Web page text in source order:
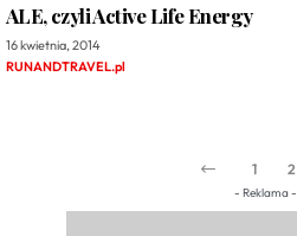
ALE, czyli Active Life Energy
16 kwietnia, 2014
RUNANDTRAVEL.pl
1 2
- Reklama -